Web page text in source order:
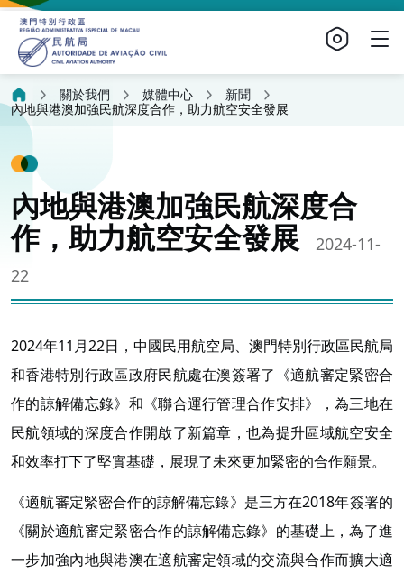
關於我們 媒體中心
新聞
內地與港澳加強民航深度合作，助力航空安全發展
內地與港澳加強民航深度合
作，助力航空安全發展
2024-11-
22
2024年11月22日，中國民用航空局、澳門特別行政區民航局
和香港特別行政區政府民航處在澳簽署了《適航審定緊密合
作的諒解備忘錄》和《聯合運行管理合作安排》，為三地在
民航領域的深度合作開啟了新篇章，也為提升區域航空安全
和效率打下了堅實基礎，展現了未來更加緊密的合作願景。
《適航審定緊密合作的諒解備忘錄》是三方在2018年簽署的
《關於適航審定緊密合作的諒解備忘錄》的基礎上，為了進
一步加強內地與港澳在適航審定領域的交流與合作而擴大適